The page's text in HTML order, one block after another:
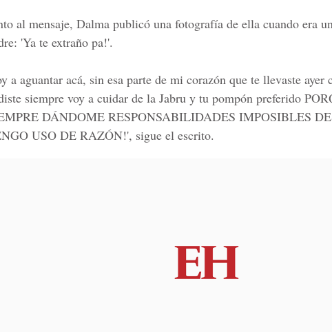
al mensaje, Dalma publicó una fotografía de ella cuando era
'Ya te extraño pa!'.
a aguantar acá, sin esa parte de mi corazón que te llevaste ayer
siempre voy a cuidar de la Jabru y tu pompón preferido
DÁNDOME RESPONSABILIDADES IMPOSIBLES
USO DE RAZÓN!', sigue el escrito.